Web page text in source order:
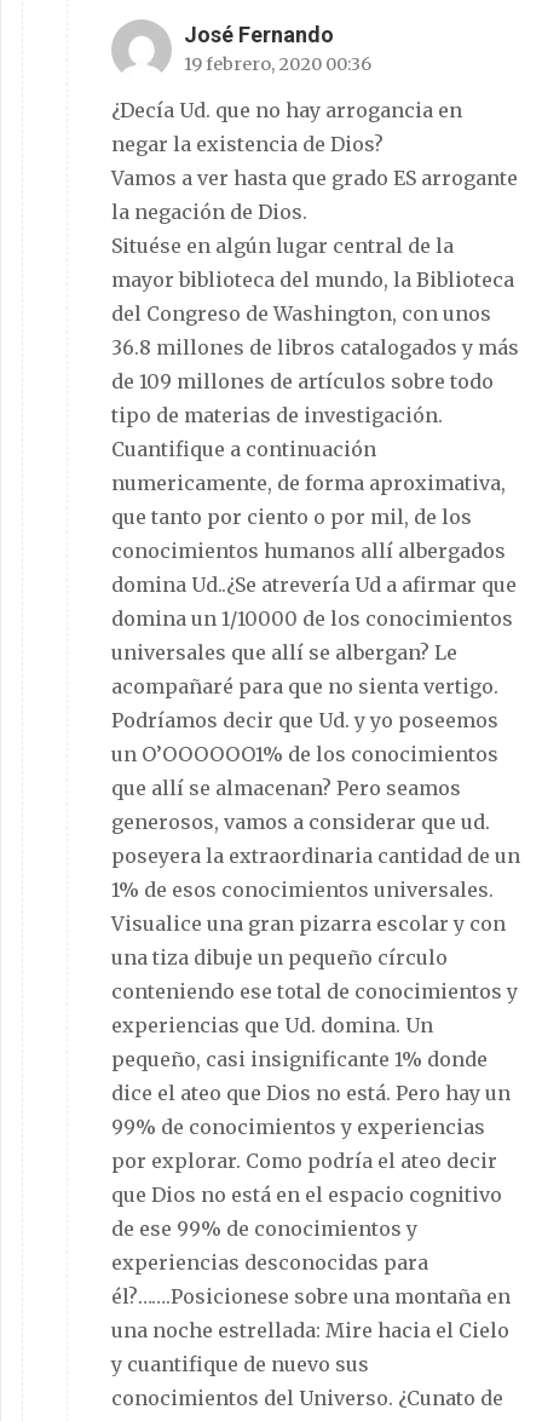
José Fernando
19 febrero, 2020 00:36
¿Decía Ud. que no hay arrogancia en
negar la existencia de Dios?
Vamos a ver hasta que grado ES arrogante
la negación de Dios.
Situése en algún lugar central de la
mayor biblioteca del mundo, la Biblioteca
del Congreso de Washington, con unos
36.8 millones de libros catalogados y más
de 109 millones de artículos sobre todo
tipo de materias de investigación.
Cuantifique a continuación
numericamente, de forma aproximativa,
que tanto por ciento o por mil, de los
conocimientos humanos allí albergados
domina Ud..¿Se atrevería Ud a afirmar que
domina un 1/10000 de los conocimientos
universales que allí se albergan? Le
acompañaré para que no sienta vertigo.
Podríamos decir que Ud. y yo poseemos
un O’OOOOOO1% de los conocimientos
que allí se almacenan? Pero seamos
generosos, vamos a considerar que ud.
poseyera la extraordinaria cantidad de un
1% de esos conocimientos universales.
Visualice una gran pizarra escolar y con
una tiza dibuje un pequeño círculo
conteniendo ese total de conocimientos y
experiencias que Ud. domina. Un
pequeño, casi insignificante 1% donde
dice el ateo que Dios no está. Pero hay un
99% de conocimientos y experiencias
por explorar. Como podría el ateo decir
que Dios no está en el espacio cognitivo
de ese 99% de conocimientos y
experiencias desconocidas para
él?…….Posicionese sobre una montaña en
una noche estrellada: Mire hacia el Cielo
y cuantifique de nuevo sus
conocimientos del Universo. ¿Cunato de